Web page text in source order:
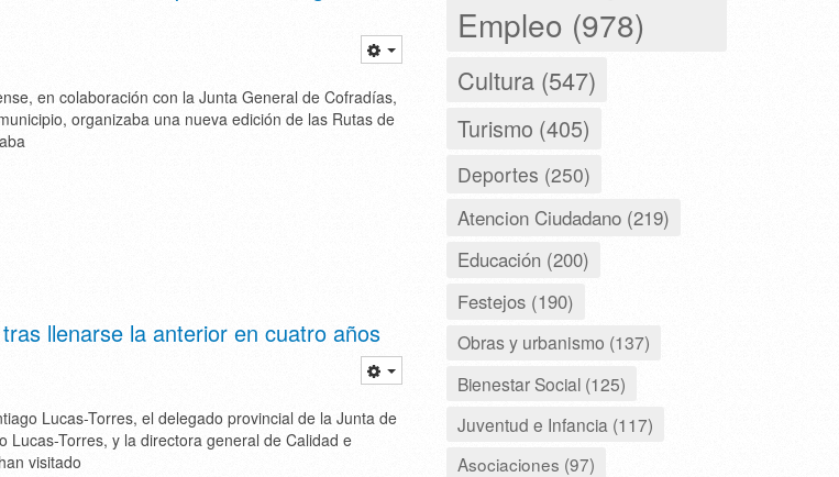
en colaboración con la Junta General de Cofradías,
organizaba una nueva edición de las Rutas de
llenarse la anterior en cuatro años
Lucas-Torres, el delegado provincial de la Junta de
Lucas-Torres, y la directora general de Calidad e
visitado
Empleo (978)
Cultura (547)
Turismo (405)
Deportes (250)
Atencion Ciudadano (219)
Educación (200)
Festejos (190)
Obras y urbanismo (137)
Bienestar Social (125)
Juventud e Infancia (117)
Asociaciones (97)